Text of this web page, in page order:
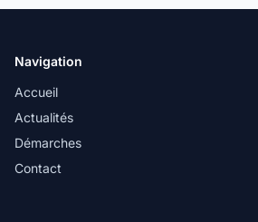
Navigation
Accueil
Actualités
Démarches
Contact